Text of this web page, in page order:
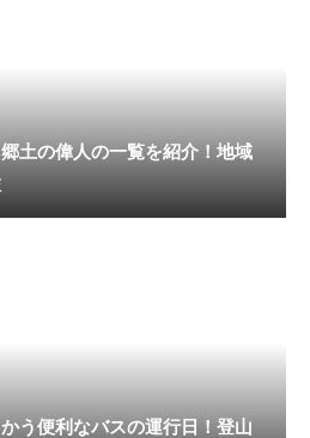
土の偉人の一覧を紹介！地域
う便利なバスの運行日！登山